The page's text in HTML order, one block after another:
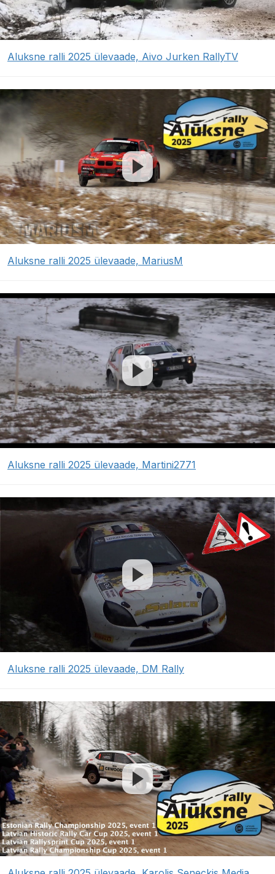
Aluksne ralli 2025 ülevaade, Aivo Jurken RallyTV
Aluksne ralli 2025 ülevaade, MariusM
Aluksne ralli 2025 ülevaade, Martini2771
Aluksne ralli 2025 ülevaade, DM Rally